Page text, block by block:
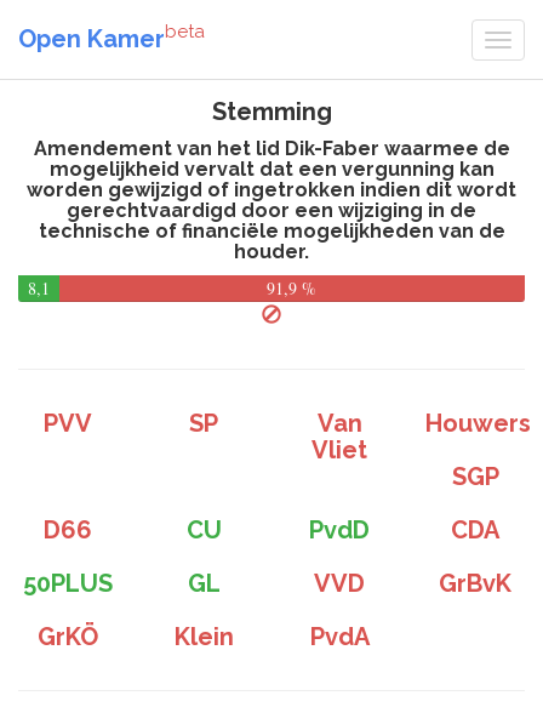
Open Kamerbeta
Stemming
Amendement van het lid Dik-Faber waarmee de
mogelijkheid vervalt dat een vergunning kan
worden gewijzigd of ingetrokken indien dit wordt
gerechtvaardigd door een wijziging in de
technische of financiële mogelijkheden van de
houder.
8,1
91,9 %
PVV SP
Van
Vliet
Houwers
SGP
D66
CU PvdD
CDA
50PLUS
GL VVD
GrBvK
GrKÖ
Klein PvdA